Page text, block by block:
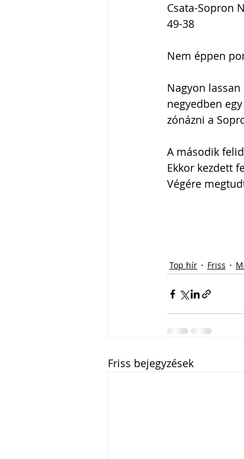
Csata-Sopron
49-38
Nem éppen
Nagyon
negyedben
zónázni a
A második
Ekkor kezdett
Végére
Top hír Friss
Friss bejegyzések